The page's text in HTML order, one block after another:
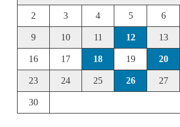
2 3 4 5 6
9 10 11 12 13
16 17 18 19 20
23 24 25 26 27
30